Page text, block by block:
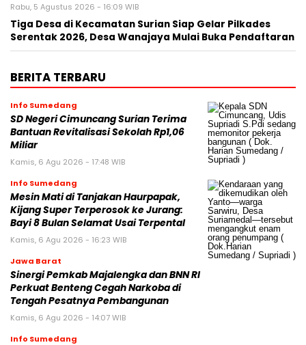
Rabu, 5 Agustus 2026 - 16:09 WIB
Tiga Desa di Kecamatan Surian Siap Gelar Pilkades
Serentak 2026, Desa Wanajaya Mulai Buka Pendaftaran
BERITA TERBARU
Info Sumedang
SD Negeri Cimuncang Surian Terima
Bantuan Revitalisasi Sekolah Rp1,06
Miliar
Kamis, 6 Agu 2026 - 17:48 WIB
Info Sumedang
Mesin Mati di Tanjakan Haurpapak,
Kijang Super Terperosok ke Jurang:
Bayi 8 Bulan Selamat Usai Terpental
Kamis, 6 Agu 2026 - 16:23 WIB
Jawa Barat
Sinergi Pemkab Majalengka dan BNN RI
Perkuat Benteng Cegah Narkoba di
Tengah Pesatnya Pembangunan
Kamis, 6 Agu 2026 - 14:07 WIB
Info Sumedang